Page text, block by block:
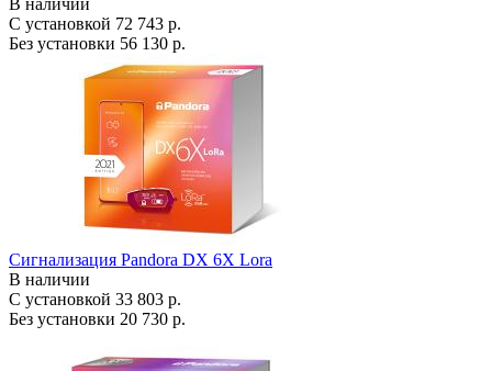
В наличии
С установкой 72 743 р.
Без установки 56 130 р.
Сигнализация Pandora DX 6X Lora
В наличии
С установкой 33 803 р.
Без установки 20 730 р.